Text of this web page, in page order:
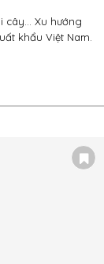
cây... Xu hướng
khẩu Việt Nam.